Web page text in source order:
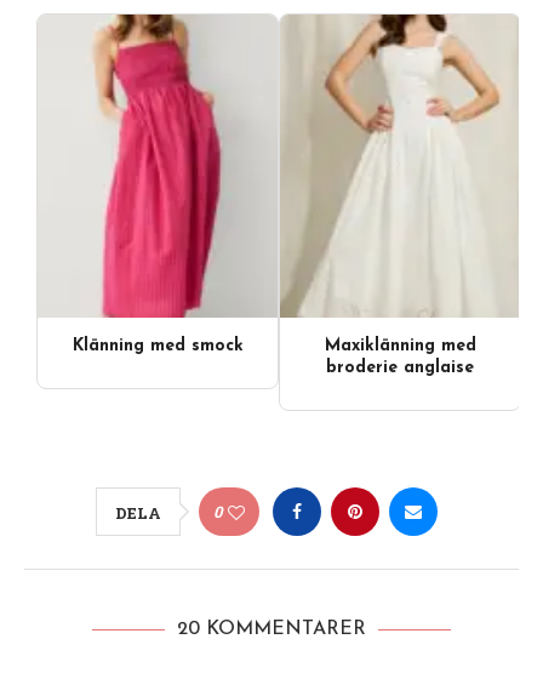
Klänning med smock
Maxiklänning med
broderie anglaise
DELA 0
20 KOMMENTARER